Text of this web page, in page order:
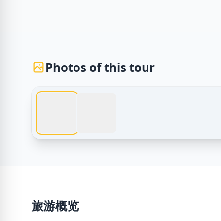
Photos of this tour
埃及旅游 – 赫尔格达 短途游 to 卢克索 | Egypt
旅游概览